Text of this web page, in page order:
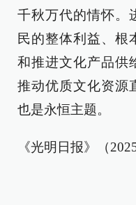
千秋万代的情怀。
民的整体利益、根
和推进文化产品供
推动优质文化资源
也是永恒主题。
《光明日报》（